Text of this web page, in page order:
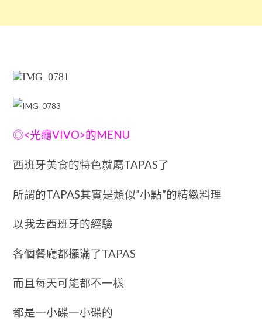
◎<光癮VIVO>的MENU
西班牙美食的特色就屬TAPAS了
所謂的TAPAS其實是類似”小點”的精緻料理
以我去西班牙的經驗
各個餐廳都擺滿了TAPAS
而且每天可能都不一樣
都是一小碟一小碟的